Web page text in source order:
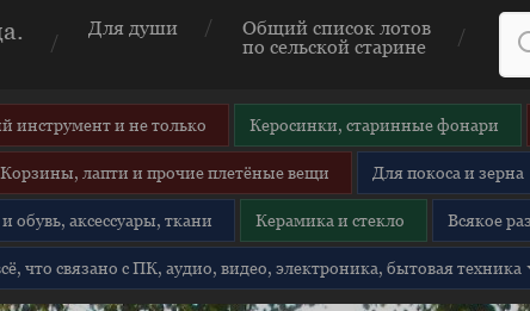
Для души
Общий список лотов
по сельской старине
инструмент и не только Керосинки, старинные фонари
Корзины, лапти и прочие плетёные вещи Для покоса и зерна
обувь, аксессуары, ткани Керамика и стекло Всякое
что связано с ПК, аудио, видео, электроника, бытовая техника